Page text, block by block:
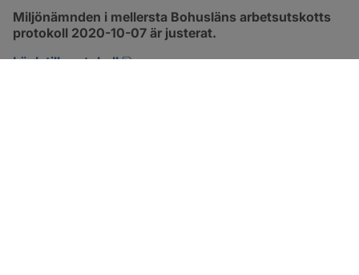
Miljönämnden i mellersta Bohusläns arbetsutskotts
protokoll 2020-10-07 är justerat.
Länk till protokoll
pdf, 234.6 kB, öppnas i nytt fönster.